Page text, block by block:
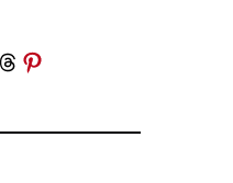
Telegram
Share on Threads
Share on Pinterest